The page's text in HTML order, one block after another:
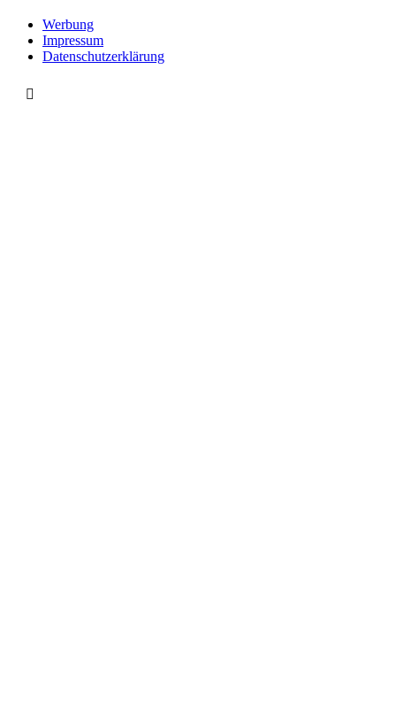
Werbung
Impressum
Datenschutzerklärung